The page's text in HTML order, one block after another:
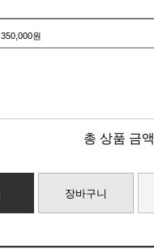
350,000원
총 상품 금액
장바구니